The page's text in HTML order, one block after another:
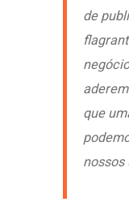
de
que
nossos